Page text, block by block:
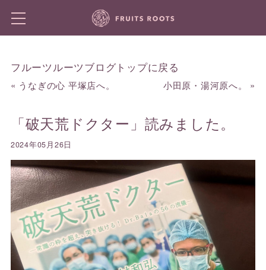
フルーツルーツブログトップに戻る
« うなぎの心 平塚店へ。 小田原・湯河原へ。 »
「破天荒ドクター」読みました。
2024年05月26日